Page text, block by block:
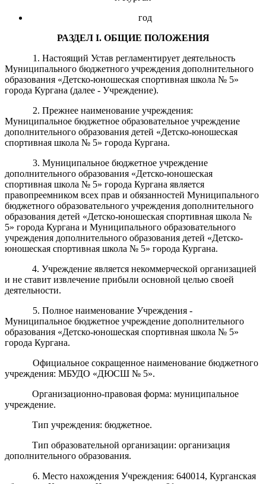
год
РАЗДЕЛ I. ОБЩИЕ ПОЛОЖЕНИЯ
1. Настоящий Устав регламентирует деятельность
Муниципального бюджетного учреждения дополнительного
образования «Детско-юношеская спортивная школа № 5»
города Кургана (далее - Учреждение).
2. Прежнее наименование учреждения:
Муниципальное бюджетное образовательное учреждение
дополнительного образования детей «Детско-юношеская
спортивная школа № 5» города Кургана.
3. Муниципальное бюджетное учреждение
дополнительного образования «Детско-юношеская
спортивная школа № 5» города Кургана является
правопреемником всех прав и обязанностей Муниципального
бюджетного образовательного учреждения дополнительного
образования детей «Детско-юношеская спортивная школа №
5» города Кургана и Муниципального образовательного
учреждения дополнительного образования детей «Детско-
юношеская спортивная школа № 5» города Кургана.
4. Учреждение является некоммерческой организацией
и не ставит извлечение прибыли основной целью своей
деятельности.
5. Полное наименование Учреждения-
Муниципальное бюджетное учреждение дополнительного
образования «Детско-юношеская спортивная школа № 5»
города Кургана.
Официальное сокращенное наименование бюджетного
учреждения: МБУДО «ДЮСШ № 5».
Организационно-правовая форма: муниципальное
учреждение.
Тип учреждения: бюджетное.
Тип образовательной организации: организация
дополнительного образования.
6. Место нахождения Учреждения: 640014, Курганская